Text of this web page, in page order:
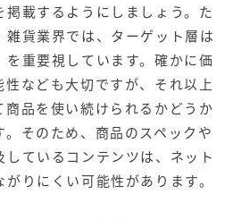
載するようにしましょう。た
雑貨業界では、ターゲット層は
を重要視しています。確かに価
なども大切ですが、それ以上
商品を使い続けられるかどうか
そのため、商品のスペックや
ているコンテンツは、ネット
りにくい可能性があります。